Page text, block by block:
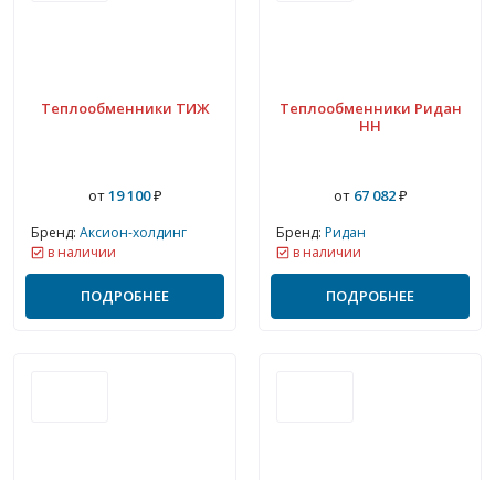
Теплообменники ТИЖ
от19 100₽
Бренд: Аксион-холдинг
в наличии
ПОДРОБНЕЕ
Теплообменники Ридан
НН
от67 082₽
Бренд: Ридан
в наличии
ПОДРОБНЕЕ